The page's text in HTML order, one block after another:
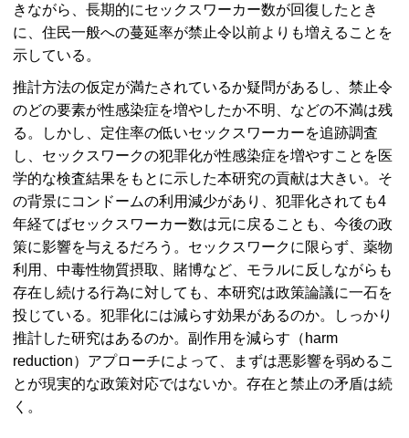
きながら、長期的にセックスワーカー数が回復したとき
に、住民一般への蔓延率が禁止令以前よりも増えることを
示している。
推計方法の仮定が満たされているか疑問があるし、禁止令
のどの要素が性感染症を増やしたか不明、などの不満は残
る。しかし、定住率の低いセックスワーカーを追跡調査
し、セックスワークの犯罪化が性感染症を増やすことを医
学的な検査結果をもとに示した本研究の貢献は大きい。そ
の背景にコンドームの利用減少があり、犯罪化されても4
年経てばセックスワーカー数は元に戻ることも、今後の政
策に影響を与えるだろう。セックスワークに限らず、薬物
利用、中毒性物質摂取、賭博など、モラルに反しながらも
存在し続ける行為に対しても、本研究は政策論議に一石を
投じている。犯罪化には減らす効果があるのか。しっかり
推計した研究はあるのか。副作用を減らす（harm
reduction）アプローチによって、まずは悪影響を弱めるこ
とが現実的な政策対応ではないか。存在と禁止の矛盾は続
く。